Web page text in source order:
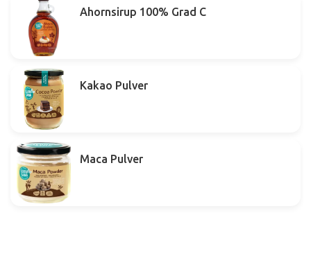
Ahornsirup 100% Grad C
Kakao Pulver
Maca Pulver